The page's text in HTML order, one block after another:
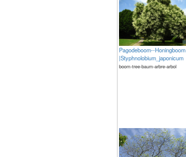
Pagodeboom--Honingboom
|Styphnolobium_japonicum
boom-tree-baum-arbre-arbol